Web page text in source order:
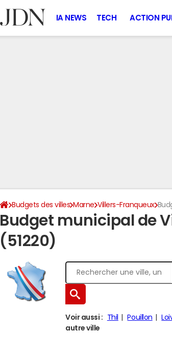
IA NEWS TECH ACTION
Budgets des villes Marne Villers-Franqueux
Budget municipal de
(51220)
Voir aussi : Thil Pouillon
autre ville